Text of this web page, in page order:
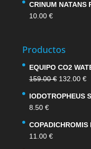
CRINUM NATANS
10.00 €
Productos
EQUIPO CO2
159.00€ El
original
159.00 €.
132.00 €El
IODOTROPHEUS
8.50 €
COPADICHROMIS
11.00 €